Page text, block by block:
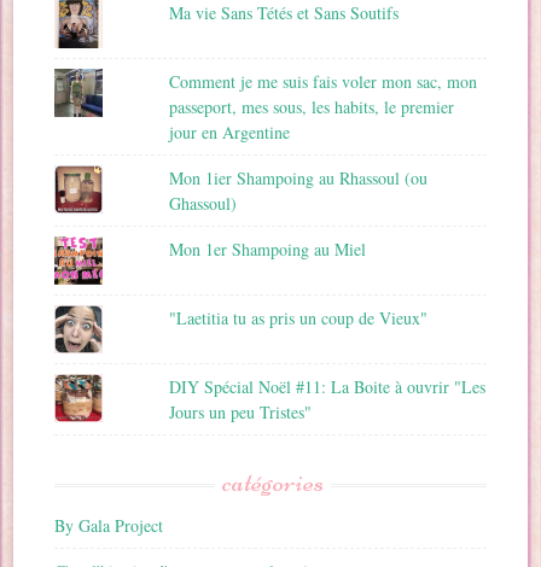
Ma vie Sans Tétés et Sans Soutifs
Comment je me suis fais voler mon sac, mon
passeport, mes sous, les habits, le premier
jour en Argentine
Mon 1ier Shampoing au Rhassoul (ou
Ghassoul)
Mon 1er Shampoing au Miel
"Laetitia tu as pris un coup de Vieux"
DIY Spécial Noël #11: La Boite à ouvrir "Les
Jours un peu Tristes"
catégories
By Gala Project